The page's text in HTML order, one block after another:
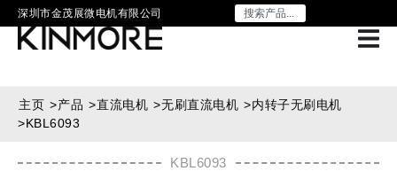
深圳市金茂展微电机有限公司
主页 >产品 >直流电机 >无刷直流电机 >内转子无刷电机
>KBL6093
KBL6093